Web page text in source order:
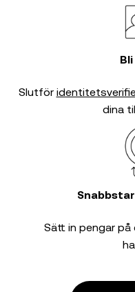
Slutför
dina
Sätt in pengar